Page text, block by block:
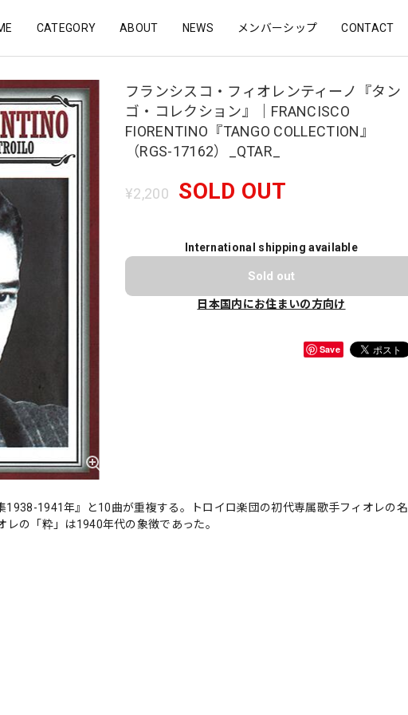
CATEGORY ABOUT NEWS メンバーシップ CONTACT
フランシスコ・フィオレンティーノ『タン
ゴ・コレクション』｜FRANCISCO
FIORENTINO『TANGO COLLECTION』
（RGS-17162）_QTAR_
¥2,200 SOLD OUT
International shipping available
Sold out
日本国内にお住まいの方向け
Save
1941年』と10曲が重複する。トロイロ楽団の初代専属歌手フィオレの名
の「粋」は1940年代の象徴であった。